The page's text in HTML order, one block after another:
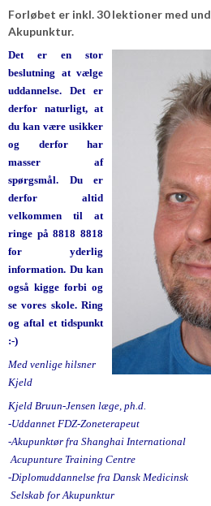
Forløbet er inkl. 30 lektioner med
Akupunktur.
Det er en stor
beslutning at vælge
uddannelse. Det er
derfor naturligt, at
du kan være usikker
og derfor har
masser af
spørgsmål. Du er
derfor altid
velkommen til at
ringe på 8818 8818
for yderlig
information. Du kan
også kigge forbi og
se vores skole. Ring
og aftal et tidspunkt
:-)
Med venlige hilsner
Kjeld
Kjeld Bruun-Jensen læge, ph.d.
-Uddannet FDZ-Zoneterapeut
-Akupunktør fra Shanghai International
Acupunture Training Centre
-Diplomuddannelse fra Dansk Medicinsk
Selskab for Akupunktur